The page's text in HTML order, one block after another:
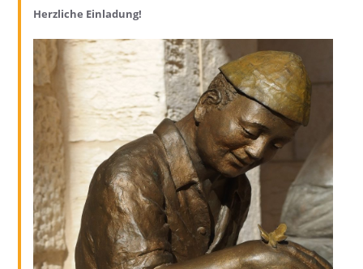
Herzliche Einladung!